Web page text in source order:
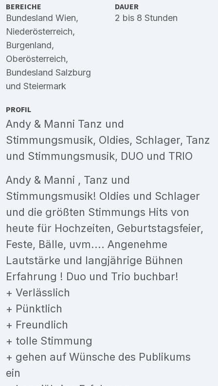
BEREICHE
Bundesland Wien,
Niederösterreich,
Burgenland,
Oberösterreich,
Bundesland Salzburg
und Steiermark
DAUER
2 bis 8 Stunden
PROFIL
Andy & Manni Tanz und
Stimmungsmusik, Oldies, Schlager, Tanz
und Stimmungsmusik, DUO und TRIO
Andy & Manni , Tanz und
Stimmungsmusik! Oldies und Schlager
und die größten Stimmungs Hits von
heute für Hochzeiten, Geburtstagsfeier,
Feste, Bälle, uvm.... Angenehme
Lautstärke und langjährige Bühnen
Erfahrung ! Duo und Trio buchbar!
+ Verlässlich
+ Pünktlich
+ Freundlich
+ tolle Stimmung
+ gehen auf Wünsche des Publikums
ein